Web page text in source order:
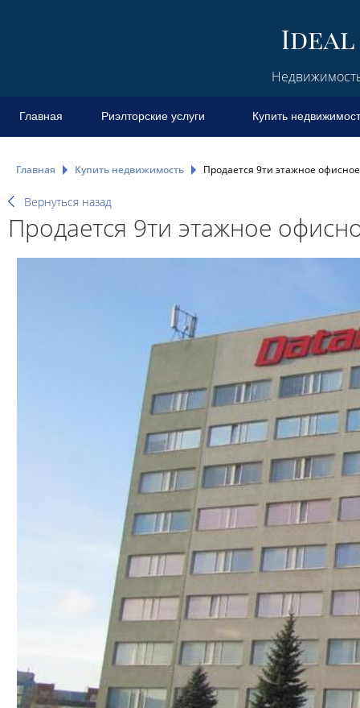
Главная Риэлторские услуги Купить
Главная Купить недвижимость Продается 9ти этажное
Вернуться назад
Продается 9ти этажное